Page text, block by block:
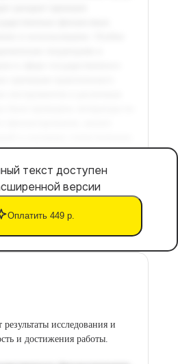
текст доступен
версии
Оплатить 449 р.
исследования и
и достижения работы.